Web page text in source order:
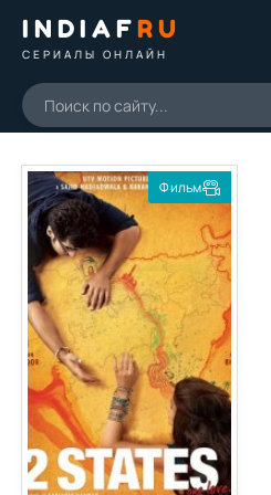
INDIAFRU
СЕРИАЛЫ ОНЛАЙН
Фильм